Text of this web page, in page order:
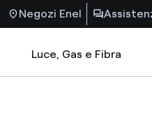
Negozi Enel
Luce, Gas e Fibra